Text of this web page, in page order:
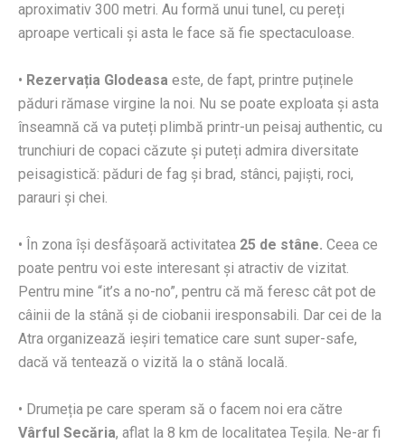
aproximativ 300 metri. Au formă unui tunel, cu pereți
aproape verticali și asta le face să fie spectaculoase.
• Rezervația Glodeasa este, de fapt, printre puținele
păduri rămase virgine la noi. Nu se poate exploata și asta
înseamnă că va puteți plimbă printr-un peisaj authentic, cu
trunchiuri de copaci căzute și puteți admira diversitate
peisagistică: păduri de fag și brad, stânci, pajiști, roci,
parauri și chei.
• În zona își desfășoară activitatea 25 de stâne. Ceea ce
poate pentru voi este interesant și atractiv de vizitat.
Pentru mine “it’s a no-no”, pentru că mă feresc cât pot de
câinii de la stână și de ciobanii iresponsabili. Dar cei de la
Atra organizează ieșiri tematice care sunt super-safe,
dacă vă tentează o vizită la o stână locală.
• Drumeția pe care speram să o facem noi era către
Vârful Secăria, aflat la 8 km de localitatea Teșila. Ne-ar fi